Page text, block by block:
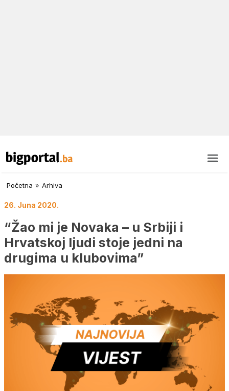
Početna » Arhiva
26. Juna 2020.
“Žao mi je Novaka – u Srbiji i
Hrvatskoj ljudi stoje jedni na
drugima u klubovima”